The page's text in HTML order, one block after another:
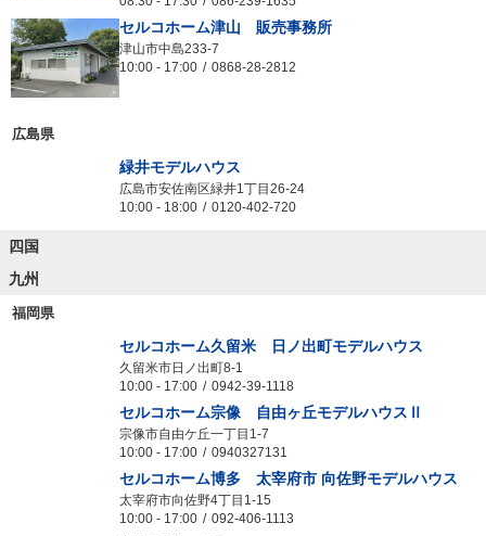
08:30- 17:30 086-239-1635
セルコホーム津山 販売事務所
津山市中島233-7
緑井モデルハウス
広島市安佐南区緑井1丁目26-24
四国
九州
セルコホーム久留米 日ノ出町モデルハウス
久留米市日ノ出町8-1
10:00-17:00 0942-39-1118
セルコホーム宗像 自由ヶ丘モデルハウスⅡ
宗像市自由ケ丘一丁目1-7
10:00 - 17:00 0940327131